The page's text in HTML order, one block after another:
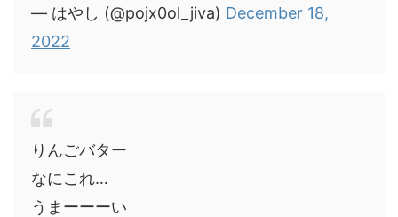
— はやし (@pojx0ol_jiva) December 18,
2022
りんごバター
なにこれ…
うまーーーい